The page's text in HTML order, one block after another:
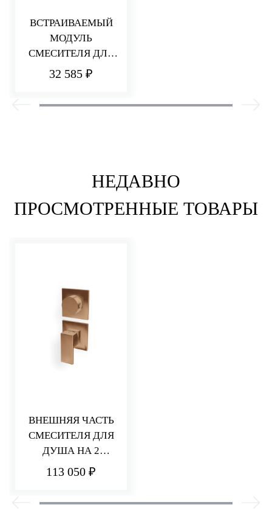
ВСТРАИВАЕМЫЙ
МОДУЛЬ
СМЕСИТЕЛЯ ДЛЯ
ДУША НА 2/3
32 585 ₽
НЕДАВНО
ПРОСМОТРЕННЫЕ ТОВАРЫ
ВНЕШНЯЯ ЧАСТЬ
СМЕСИТЕЛЯ ДЛЯ
ДУША НА 2
ПОТРЕБИТЕЛЯ Q30
113 050 ₽